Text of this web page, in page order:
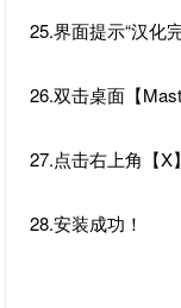
25.界面提示“汉化
26.双击桌面【
27.点击右上角【X
28.安装成功！